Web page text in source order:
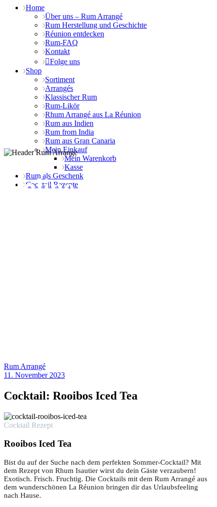
Home
Über uns – Rum Arrangé
Rum Herstellung und Geschichte
Réunion entdecken
Rum-FAQ
Kontakt
Folge uns
Shop
Sortiment
Arrangés
Klassischer Rum
Rum-Likör
Rhum Arrangé aus La Réunion
Rum aus Indien
Rum from India
Rum aus Gran Canaria
Mein Einkauf
Mein Warenkorb
Kasse
Rum als Geschenk
Cocktail Rezepte
Online Shop für
Rum Arrangé
11. November 2023
Cocktail: Rooibos Iced Tea
Cocktail Rezept
Rooibos Iced Tea
Bist du auf der Suche nach dem perfekten Sommer-Cocktail? Mit
dem Rezept von Rhum Isautier wirst du dein Gäste verzaubern!
Exotisch. Frisch. Fruchtig. Die Cocktails mit dem Rum Arrangé aus
dem wunderschönen La Réunion bringen dir das Urlaubsfeeling
nach Hause.